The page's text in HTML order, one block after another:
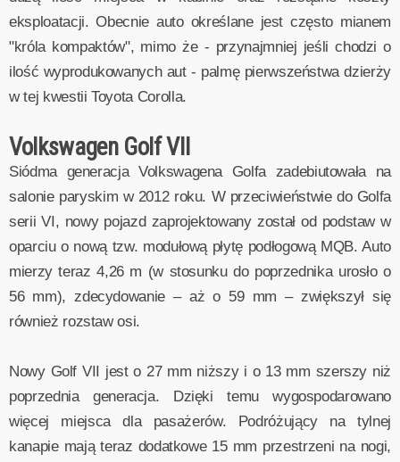
eksploatacji. Obecnie auto określane jest często mianem
"króla kompaktów", mimo że - przynajmniej jeśli chodzi o
ilość wyprodukowanych aut - palmę pierwszeństwa dzierży
w tej kwestii Toyota Corolla.
Volkswagen Golf VII
Siódma generacja Volkswagena Golfa zadebiutowała na
salonie paryskim w 2012 roku. W przeciwieństwie do Golfa
serii VI, nowy pojazd zaprojektowany został od podstaw w
oparciu o nową tzw. modułową płytę podłogową MQB. Auto
mierzy teraz 4,26 m (w stosunku do poprzednika urosło o
56 mm), zdecydowanie – aż o 59 mm – zwiększył się
również rozstaw osi.
Nowy Golf VII jest o 27 mm niższy i o 13 mm szerszy niż
poprzednia generacja. Dzięki temu wygospodarowano
więcej miejsca dla pasażerów. Podróżujący na tylnej
kanapie mają teraz dodatkowe 15 mm przestrzeni na nogi,